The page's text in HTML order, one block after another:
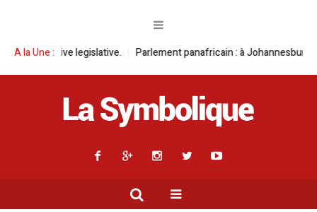
A la Une : Parlement panafricain : à Johannesburg, Aimé Boji